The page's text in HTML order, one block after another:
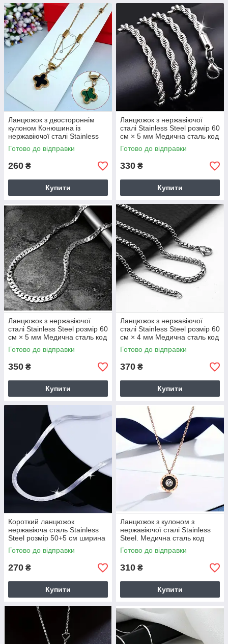
Ланцюжок з двостороннім
кулоном Конюшина із
нержавіючої сталі Stainless
Steel код 1407
Готово до відправки
260 ₴
Купити
Ланцюжок з нержавіючої
сталі Stainless Steel розмір 60
см × 5 мм Медична сталь код
1587
Готово до відправки
330 ₴
Купити
Ланцюжок з нержавіючої
сталі Stainless Steel розмір 60
см × 5 мм Медична сталь код
1589
Готово до відправки
350 ₴
Купити
Ланцюжок з нержавіючої
сталі Stainless Steel розмір 60
см × 4 мм Медична сталь код
1590
Готово до відправки
370 ₴
Купити
Короткий ланцюжок
нержавіюча сталь Stainless
Steel розмір 50+5 см ширина
3 мм Медична сталь код:
1514
Готово до відправки
270 ₴
Купити
Ланцюжок з кулоном з
нержавіючої сталі Stainless
Steel. Медична сталь код
6695
Готово до відправки
310 ₴
Купити